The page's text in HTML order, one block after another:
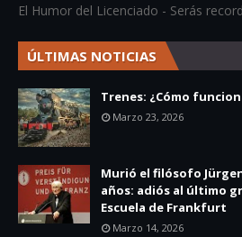
El Humor del Licenciado - Serás
ÚLTIMAS NOTICIAS
Trenes: ¿Cómo
Marzo 23, 2026
Murió el filósofo
años: adiós al último
Escuela de Frankfurt
Marzo 14, 2026